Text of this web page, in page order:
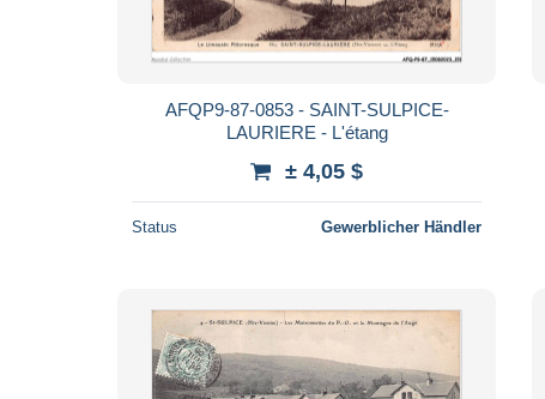
AFQP9-87-0853 - SAINT-SULPICE-
LAURIERE - L'étang
± 4,05 $
Status Gewerblicher Händler